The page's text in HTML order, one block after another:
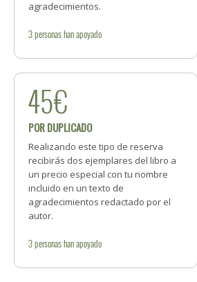
agradecimientos.
3personashan apoyado
45€
POR DUPLICADO
Realizando este tipo de reserva
recibirás dos ejemplares del libro a
un precio especial con tu nombre
incluido en un texto de
agradecimientos redactado por el
autor.
3personashan apoyado